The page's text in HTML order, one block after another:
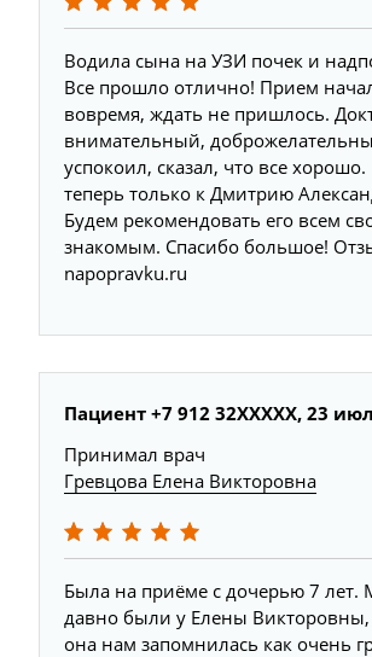
Водила сына на УЗИ почек и
Все прошло отлично! Прием
вовремя, ждать не пришлось.
внимательный,
успокоил, сказал, что все
теперь только к Дмитрию
Будем рекомендовать его всем
знакомым. Спасибо большое!
napopravku.ru
Пациент +7 912 32XXXXX, 23
Принимал врач
Гревцова Елена Викторовна
Была на приёме с дочерью 7 лет.
давно были у Елены Викторовны,
она нам запомнилась как очень